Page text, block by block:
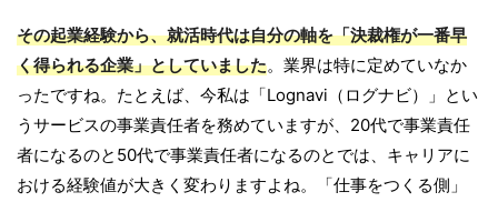
その起業経験から、就活時代は自分の軸を「決裁権が一番早
く得られる企業」としていました。業界は特に定めていなか
ったですね。たとえば、今私は「Lognavi（ログナビ）」とい
うサービスの事業責任者を務めていますが、20代で事業責任
者になるのと50代で事業責任者になるのとでは、キャリアに
おける経験値が大きく変わりますよね。「仕事をつくる側」